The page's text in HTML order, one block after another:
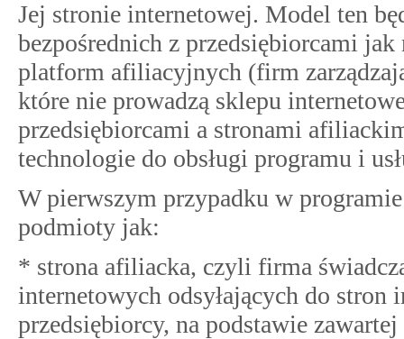
Jej stronie internetowej. Model ten
bezpośrednich z przedsiębiorcami
platform afiliacyjnych (firm
które nie prowadzą sklepu
przedsiębiorcami a stronami
technologie do obsługi programu i
W pierwszym przypadku w
podmioty jak:
* strona afiliacka, czyli firma
internetowych odsyłających do stron
przedsiębiorcy, na podstawie